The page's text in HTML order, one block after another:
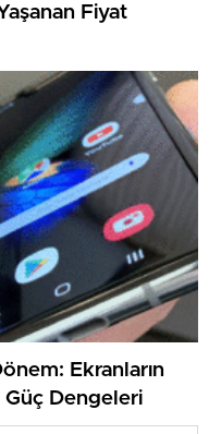
Fiyat
Ekranların
Güç Dengeleri